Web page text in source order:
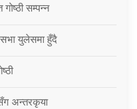
सम्पन्न
युलेसमा हुँदै
अन्तरकृया